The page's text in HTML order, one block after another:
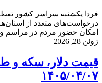
فردا یکشنبه سراسر کشور
درخواست‌های متعدد از
امکان حضور مردم در مراسم
ژوئن 28, 2026
قیمت دلار، سکه و
۱۴۰۵/۰۴/۰۷